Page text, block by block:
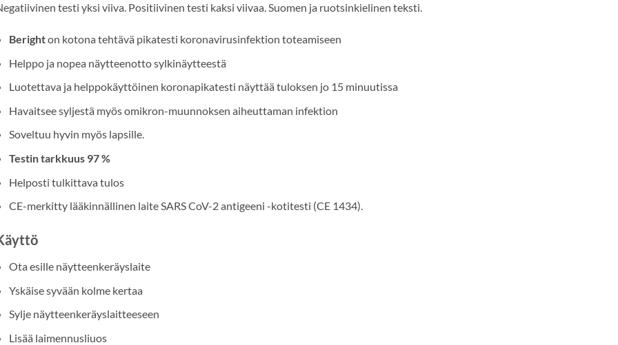
testi yksi viiva. Positiivinen testi kaksi viivaa. Suomen ja ruotsinkielinen teksti.
Berighton kotona tehtävä pikatesti koronavirusinfektion toteamiseen
Helppo ja nopea näytteenotto sylkinäytteestä
Luotettava ja helppokäyttöinen koronapikatesti näyttää tuloksen jo 15 minuutissa
Havaitsee syljestä myös omikron-muunnoksen aiheuttaman infektion
Soveltuu hyvin myös lapsille.
Testin tarkkuus 97 %
Helposti tulkittava tulos
CE-merkitty lääkinnällinen laite SARS CoV-2 antigeeni -kotitesti (CE 1434).
Ota esille näytteenkeräyslaite
Yskäise syvään kolme kertaa
Sylje näytteenkeräyslaitteeseen
Lisää laimennusliuos